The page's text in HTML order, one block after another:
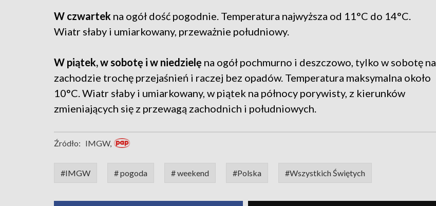
W czwartek na ogół dość pogodnie. Temperatura najwyższa od 11°C do 14°C.
Wiatr słaby i umiarkowany, przeważnie południowy.
W piątek, w sobotę i w niedzielę na ogół pochmurno i deszczowo, tylko w sobotę na
zachodzie trochę przejaśnień i raczej bez opadów. Temperatura maksymalna około
10°C. Wiatr słaby i umiarkowany, w piątek na północy porywisty, z kierunków
zmieniających się z przewagą zachodnich i południowych.
Źródło: IMGW,
#IMGW # pogoda # weekend #Polska #Wszystkich Świętych